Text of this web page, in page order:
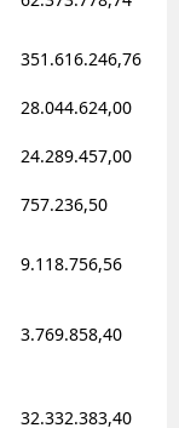
351.616.246,76
28.044.624,00
24.289.457,00
757.236,50
9.118.756,56
3.769.858,40
32.332.383,40